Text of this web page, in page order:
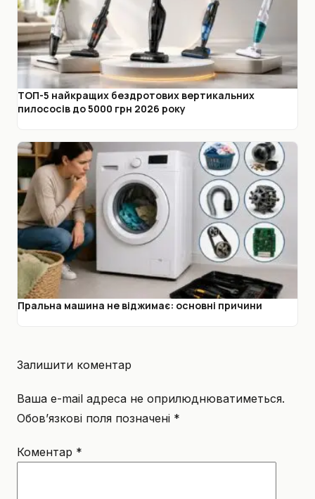
ТОП-5 найкращих бездротових вертикальних
пилососів до 5000 грн 2026 року
Пральна машина не віджимає: основні причини
Залишити коментар
Ваша e-mail адреса не оприлюднюватиметься.
Обов’язкові поля позначені *
Коментар *